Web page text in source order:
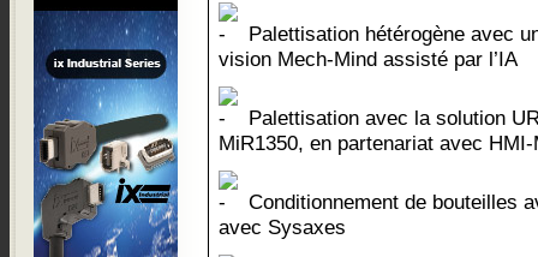
Palettisation hétérogène avec
vision Mech-Mind assisté par l’IA
Palettisation avec la solution
MiR1350, en partenariat avec
Conditionnement de bouteilles
avec Sysaxes